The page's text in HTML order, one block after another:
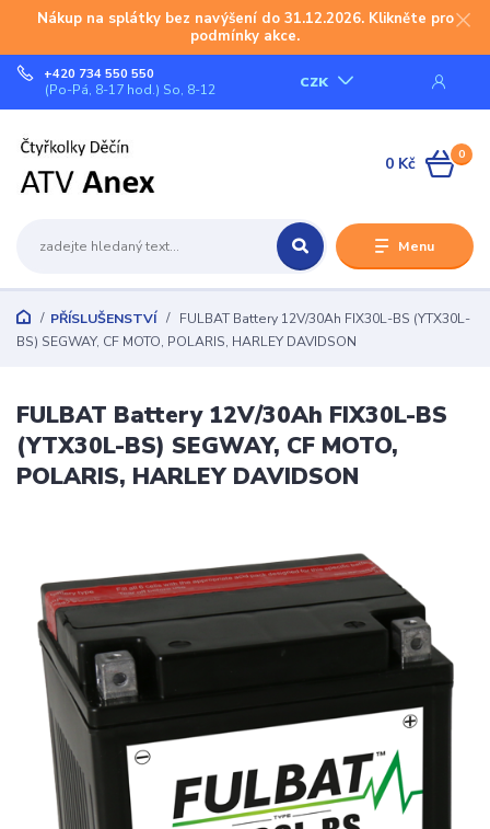
Nákup na splátky bez navýšení do 31.12.2026. Klikněte pro
podmínky akce.
Menu
CZK
+420 734 550 550
(Po-Pá, 8-17 hod.) So, 8-12
0
0 Kč
PŘÍSLUŠENSTVÍ
FULBAT Battery 12V/30Ah FIX30L-BS (YTX30L-
BS) SEGWAY, CF MOTO, POLARIS, HARLEY DAVIDSON
FULBAT Battery 12V/30Ah FIX30L-BS
(YTX30L-BS) SEGWAY, CF MOTO,
POLARIS, HARLEY DAVIDSON